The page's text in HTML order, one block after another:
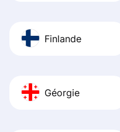
Finlande
Géorgie